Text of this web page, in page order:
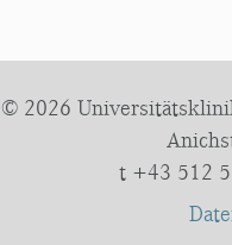
© 2026
t +43 512